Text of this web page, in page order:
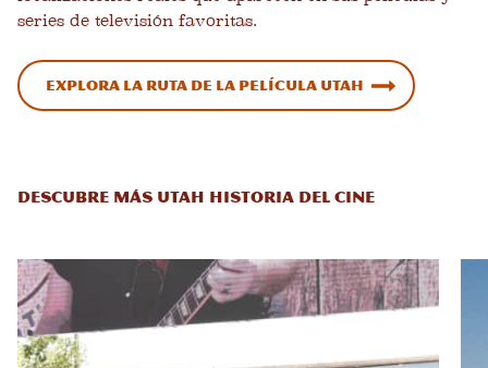
series de televisión favoritas.
Explora la ruta de la película Utah
DESCUBRE MÁS UTAH HISTORIA DEL CINE